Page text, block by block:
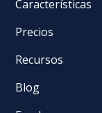
Características
Precios
Recursos
Blog